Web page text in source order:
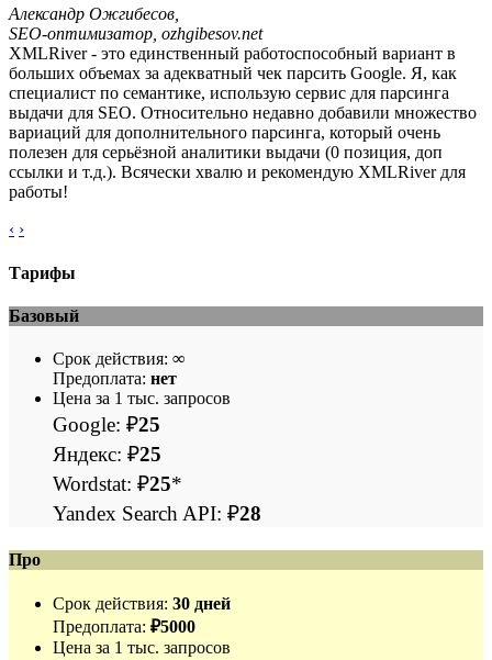
Александр Ожгибесов,
SEO-оптимизатор, ozhgibesov.net
XMLRiver - это единственный работоспособный вариант в
больших объемах за адекватный чек парсить Google. Я, как
специалист по семантике, использую сервис для парсинга
выдачи для SEO. Относительно недавно добавили множество
вариаций для дополнительного парсинга, который очень
полезен для серьёзной аналитики выдачи (0 позиция, доп
ссылки и т.д.). Всячески хвалю и рекомендую XMLRiver для
работы!
‹ ›
Тарифы
Базовый
Срок действия: ∞
Предоплата: нет
Цена за 1 тыс. запросов
Google: ₽25
Яндекс: ₽25
Wordstat: ₽25*
Yandex Search API: ₽28
Про
Срок действия: 30 дней
Предоплата: ₽5000
Цена за 1 тыс. запросов